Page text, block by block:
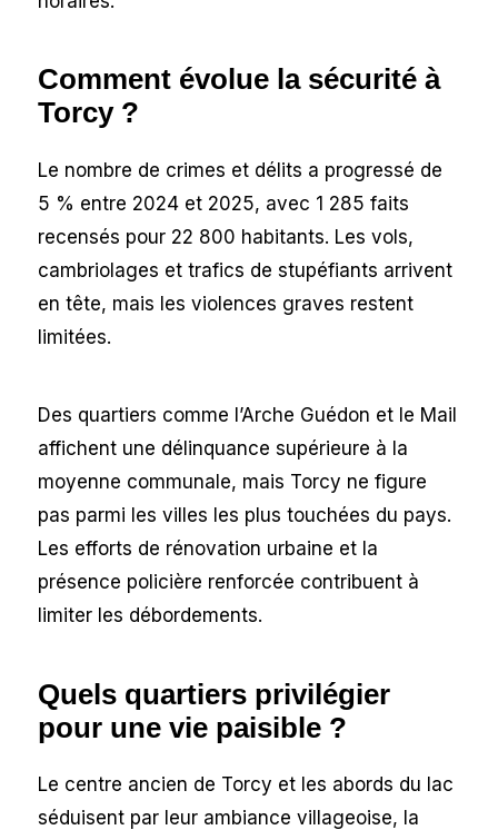
Comment évolue la sécurité à
Torcy ?
Le nombre de crimes et délits a progressé de
5 % entre 2024 et 2025, avec 1 285 faits
recensés pour 22 800 habitants. Les vols,
cambriolages et trafics de stupéfiants arrivent
en tête, mais les violences graves restent
limitées.
Des quartiers comme l’Arche Guédon et le Mail
affichent une délinquance supérieure à la
moyenne communale, mais Torcy ne figure
pas parmi les villes les plus touchées du pays.
Les efforts de rénovation urbaine et la
présence policière renforcée contribuent à
limiter les débordements.
Quels quartiers privilégier
pour une vie paisible ?
Le centre ancien de Torcy et les abords du lac
séduisent par leur ambiance villageoise, la